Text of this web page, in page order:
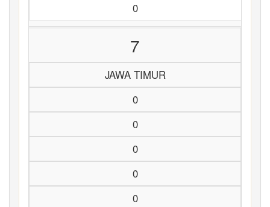
0
7
JAWA TIMUR
0
0
0
0
0